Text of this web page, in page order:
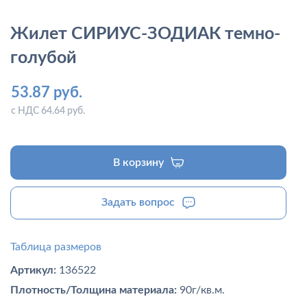
Жилет СИРИУС-ЗОДИАК темно-
голубой
53.87 руб.
с НДС 64.64 руб.
В корзину
Задать вопрос
Таблица размеров
Артикул: 136522
Плотность/Толщина материала: 90г/кв.м.